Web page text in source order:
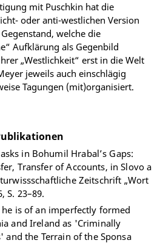
mit Puschkin hat die
oder anti-westlichen Version
welche die
Aufklärung als Gegenbild
„Westlichkeit“ erst in die Welt
jeweils auch einschlägig
Tagungen (mit)organisiert.
in Bohumil Hrabal’s Gaps:
Transfer of Accounts, in Slovo a
Zeitschrift „Wort
S. 23–89.
is of an imperfectly formed
and Ireland as 'Criminally
and the Terrain of the Sponsa